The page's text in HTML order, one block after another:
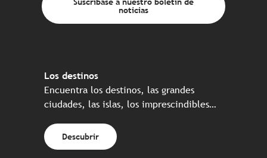
noticias
Los destinos
Encuentra los destinos, las grandes
ciudades, las islas, los imprescindibles…
Descubrir